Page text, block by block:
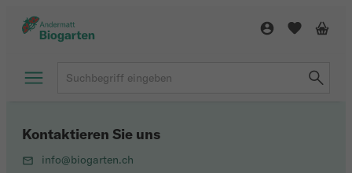
Kontaktieren Sie uns
info@biogarten.ch